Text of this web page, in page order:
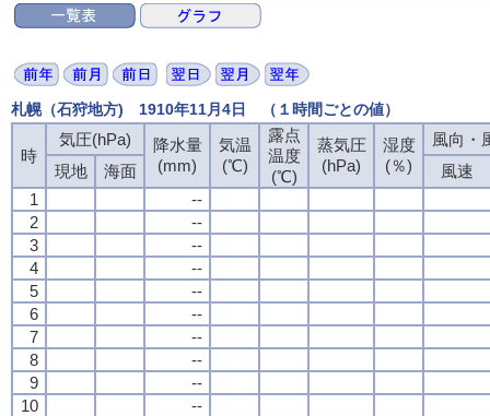
札幌（石狩地方) 1910年11月4日 （１時間ごとの値）
時
気圧(hPa)
降水量
(mm)
気温
(℃)
露点
温度
(℃)
蒸気圧
(hPa)
湿度
(％)
風向・
現地
海面
風速
1
--
2
--
3
--
4
--
5
--
6
--
7
--
8
--
9
--
10
--